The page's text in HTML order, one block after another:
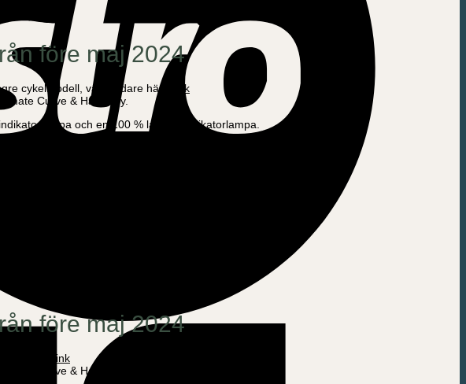
före maj 2024
cykelmodell, välj laddare här:
Link
Curve & Harmony.
och en 100 % laddad indikatorlampa.
laddare på marknaden tyvärr.
före maj 2024
här:
Link
Curve & Harmony.